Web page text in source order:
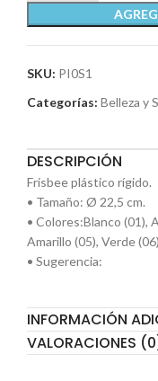
SKU: PI0S1
Categorías: Belleza y
DESCRIPCIÓN
Frisbee plástico rígido.
• Tamaño: Ø 22,5 cm.
• Colores:Blanco (01),
Amarillo (05), Verde
• Sugerencia:
INFORMACIÓN
VALORACIONES